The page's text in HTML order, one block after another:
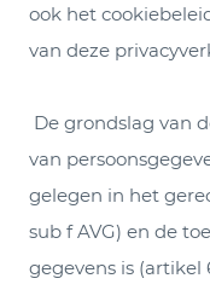
ook het
van deze
De grondslag van
van
gelegen in het
sub f AVG) en de
gegevens is (artikel